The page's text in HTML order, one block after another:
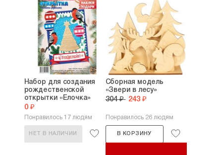
Набор для создания
рождественской
открытки «Елочка»
0 ₽
Понравилось 17 людям
НЕТ В НАЛИЧИИ
Сборная модель
«Звери в лесу»
304 ₽ 243 ₽
Понравилось 26 людям
В КОРЗИНУ